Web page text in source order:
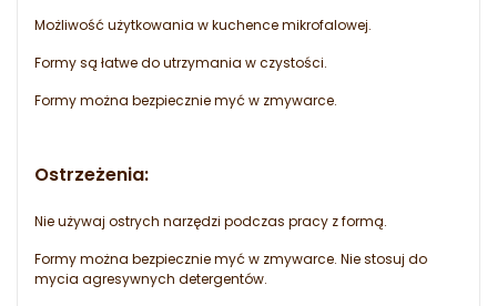
Możliwość użytkowania w kuchence mikrofalowej.
Formy są łatwe do utrzymania w czystości.
Formy można bezpiecznie myć w zmywarce.
Ostrzeżenia:
Nie używaj ostrych narzędzi podczas pracy z formą.
Formy można bezpiecznie myć w zmywarce. Nie stosuj do
mycia agresywnych detergentów.